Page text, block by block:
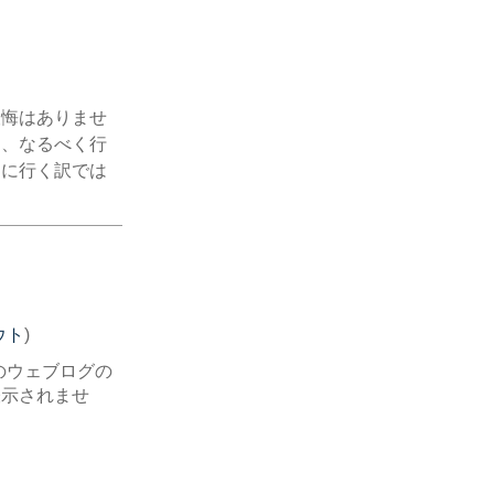
はありませ
なるべく行
行く訳では
)
ウェブログの
されませ